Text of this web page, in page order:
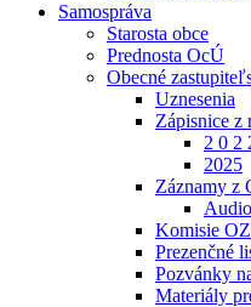
Samospráva
Starosta obce
Prednosta OcÚ
Obecné
Uznesenia
Zápisnice z
2 0 2
2025
Záznamy z
Komisie OZ
Prezenčné
Pozvánky
Materiály